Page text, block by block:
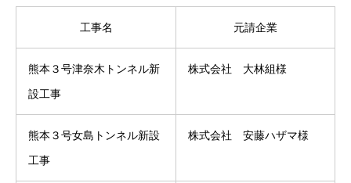
工事名 元請企業
熊本３号津奈木トンネル新
設工事
株式会社 大林組様
熊本３号女島トンネル新設
工事
株式会社 安藤ハザマ様